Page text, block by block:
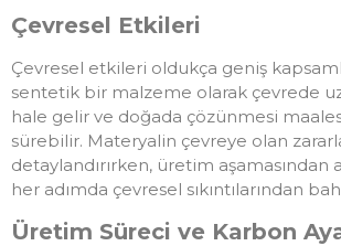
Çevresel Etkileri
Çevresel etkileri oldukça geniş
sentetik bir malzeme olarak çevrede
hale gelir ve doğada çözünmesi
sürebilir. Materyalin çevreye olan
detaylandırırken, üretim aşamasından
her adımda çevresel sıkıntılarından
Üretim Süreci ve Karbon